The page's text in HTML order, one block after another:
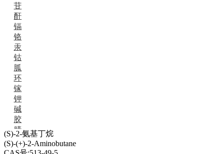
苷
酐
镉
铬
汞
钴
胍
环
镓
钾
碱
胶
腈
精
肼
(S)-2-氨基丁烷
(S)-(+)-2-Aminobutane